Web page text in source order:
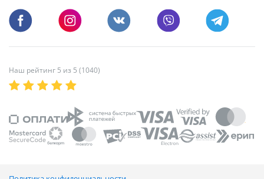
Пишите и звоните нам в будние дни с 8:00 до 20:00.
Наш рейтинг 5 из 5 (1040)